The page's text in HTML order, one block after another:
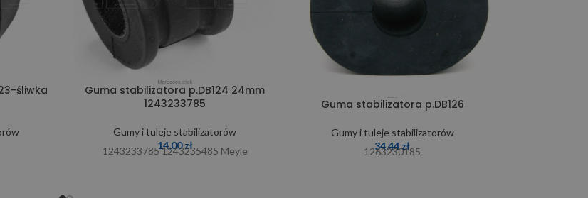
śliwka
Guma stabilizatora p.DB124 24mm
1243233785
Gumy i tuleje stabilizatorów
14,00zł
1243233785 1243235485 Meyle
Guma stabilizatora p.DB126
Gumy i tuleje stabilizatorów
34,44zł
1263230185